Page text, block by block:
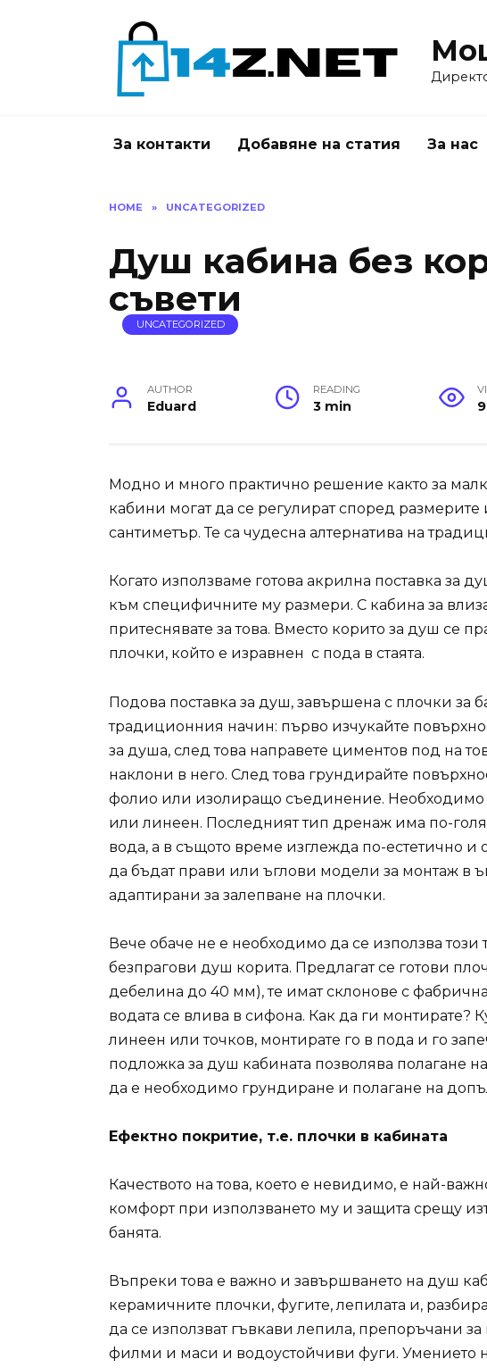
За контакти Добавяне на статия За нас
HOME » UNCATEGORIZED
Душ кабина без
съвети
UNCATEGORIZED
AUTHOR
Eduard
READING
3 min
Модно и много практично решение както за
кабини могат да се регулират според
сантиметър. Те са чудесна алтернатива на
Когато използваме готова акрилна поставка за
към специфичните му размери. С кабина за
притеснявате за това. Вместо корито за душ се
плочки, който е изравнен с пода в стаята.
Подова поставка за душ, завършена с плочки за
традиционния начин: първо изчукайте
за душа, след това направете циментов под на
наклони в него. След това грундирайте
фолио или изолиращо съединение. Необходимо
или линеен. Последният тип дренаж има по-
вода, а в същото време изглежда по-естетично
да бъдат прави или ъглови модели за монтаж в
адаптирани за залепване на плочки.
Вече обаче не е необходимо да се използва
безпрагови душ корита. Предлагат се готови
дебелина до 40 мм), те имат склонове с
водата се влива в сифона. Как да ги монтирате?
линеен или точков, монтирате го в пода и го
подложка за душ кабината позволява полагане
да е необходимо грундиране и полагане на
Ефектно покритие, т.е. плочки в кабината
Качеството на това, което е невидимо, е най-
комфорт при използването му и защита срещу
банята.
Въпреки това е важно и завършването на душ
керамичните плочки, фугите, лепилата и,
да се използват гъвкави лепила, препоръчани
филми и маси и водоустойчиви фуги. Умението